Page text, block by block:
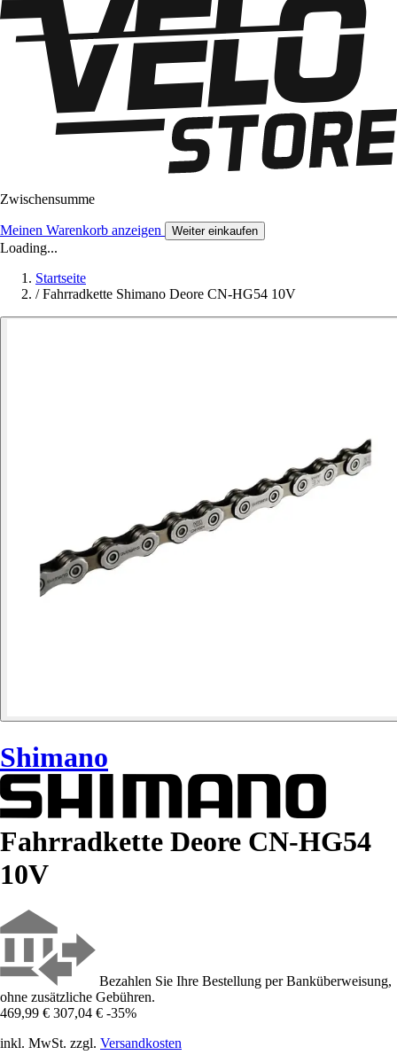
Zwischensumme
Meinen Warenkorb anzeigen Weiter einkaufen
Loading...
Startseite
/ Fahrradkette Shimano Deore CN-HG54 10V
Shimano
Fahrradkette Deore CN-HG54
10V
Bezahlen Sie Ihre Bestellung per Banküberweisung,
ohne zusätzliche Gebühren.
469,99 € 307,04 € -35%
inkl. MwSt. zzgl. Versandkosten